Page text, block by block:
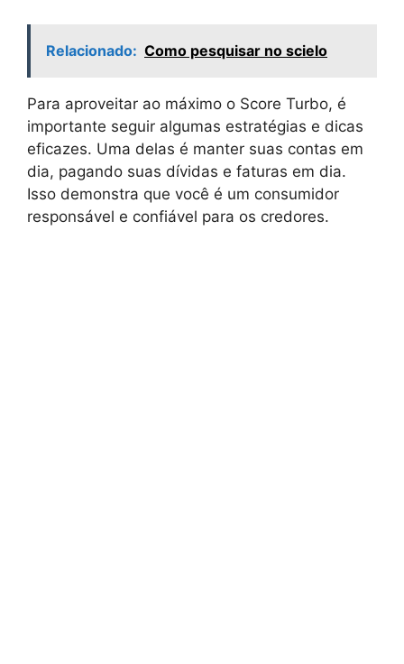
Relacionado: Como pesquisar no scielo
Para aproveitar ao máximo o Score Turbo, é
importante seguir algumas estratégias e dicas
eficazes. Uma delas é manter suas contas em
dia, pagando suas dívidas e faturas em dia.
Isso demonstra que você é um consumidor
responsável e confiável para os credores.